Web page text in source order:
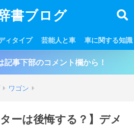
書ブログ
ィタイプ 芸能人と車 車に関する知識
記事下部のコメント欄から！
ワゴン
ーは後悔する？】デメ